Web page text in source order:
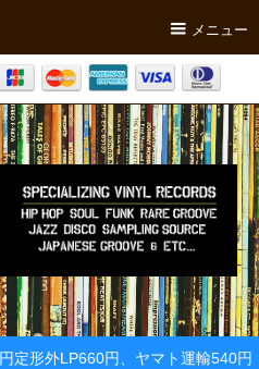
メニュー
定形外LP660円、ヤマト運輸540円